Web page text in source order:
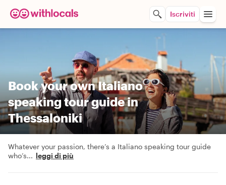
Iscriviti
Book your own Italiano
speaking tour guide in
Thessaloniki
Whatever your passion, there’s a Italiano speaking tour guide
who’s... leggi di più